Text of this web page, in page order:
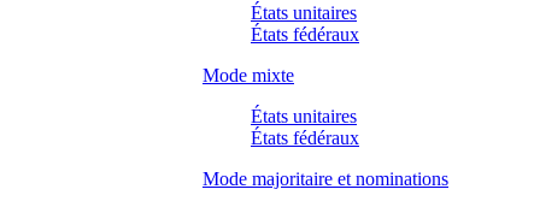
États unitaires
États fédéraux
Mode mixte
États unitaires
États fédéraux
Mode majoritaire et nominations